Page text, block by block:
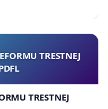
TRESTNEJ
TRESTNEJ